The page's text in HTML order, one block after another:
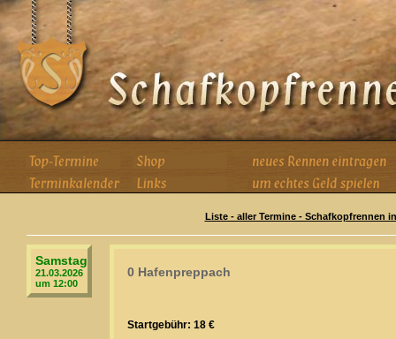
Liste - aller Termine - Schafkopfrennen
Samstag
21.03.2026
um 12:00
0 Hafenpreppach
Startgebühr: 18 €